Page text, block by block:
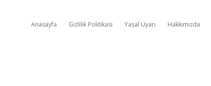
Anasayfa Gizlilik Politikası Yasal Uyarı Hakkımızda